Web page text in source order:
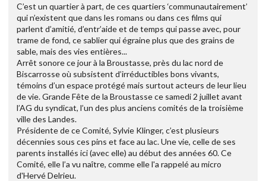
C’est un quartier à part, de ces quartiers ‘communautairement’
qui n’existent que dans les romans ou dans ces films qui
parlent d’amitié, d’entr’aide et de temps qui passe avec, pour
trame de fond, ce sablier qui égraine plus que des grains de
sable, mais des vies entières...
Arrêt sonore ce jour à la Broustasse, près du lac nord de
Biscarrosse où subsistent d’irréductibles bons vivants,
témoins d’un espace protégé mais surtout acteurs de leur lieu
de vie. Grande Fête de la Broustasse ce samedi 2 juillet avant
l’AG du syndicat, l’un des plus anciens comités de la troisième
ville des Landes.
Présidente de ce Comité, Sylvie Klinger, c’est plusieurs
décennies sous ces pins et face au lac. Une vie, celle de ses
parents installés ici (avec elle) au début des années 60. Ce
Comité, elle l’a vu naître, comme elle l'a rappelé au micro
d'Hervé Delrieu.